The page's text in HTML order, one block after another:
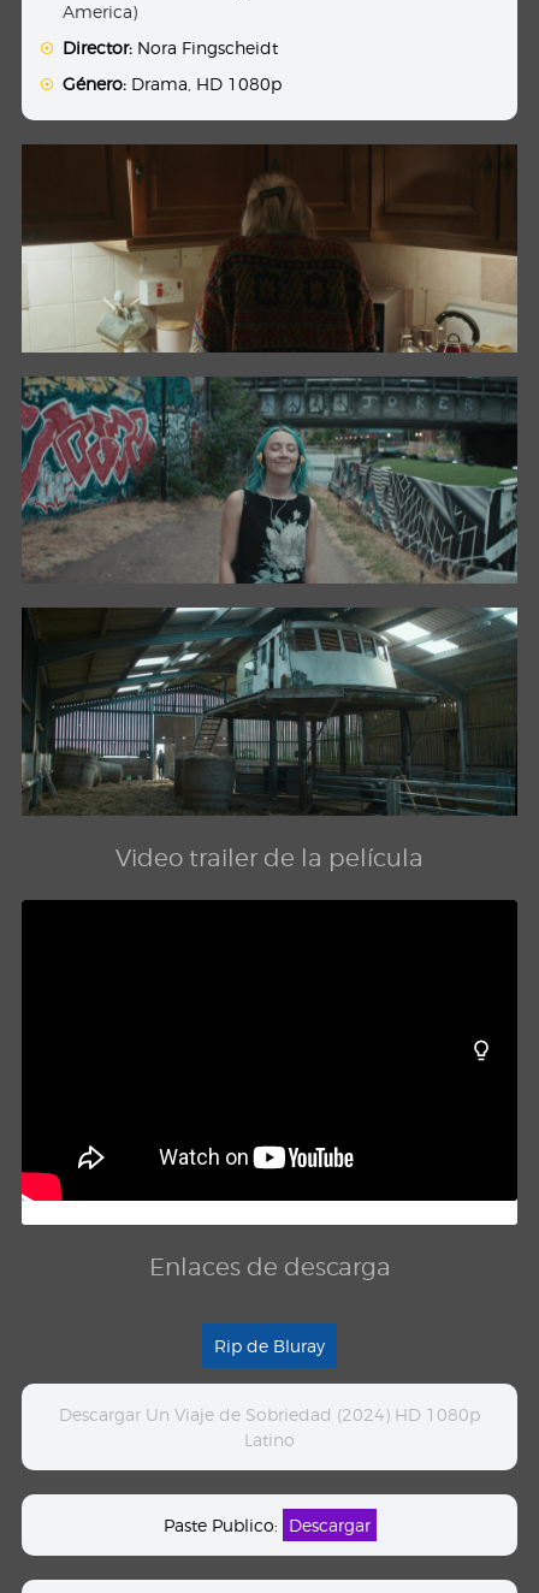
America)
Director: Nora Fingscheidt
Género: Drama HD 1080p
Video trailer de la película
Enlaces de descarga
Rip de Bluray
Descargar Un Viaje de Sobriedad (2024) HD 1080p
Latino
Paste Publico: Descargar